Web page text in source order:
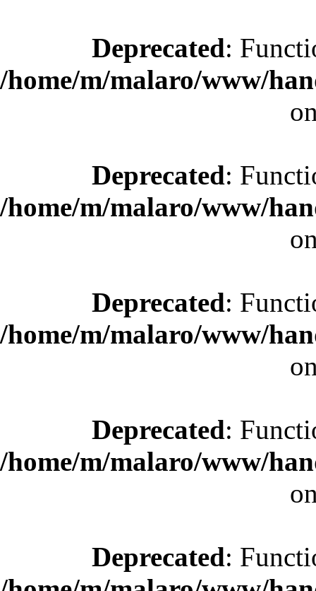
Deprecated:
/home/m/malaro/www/
Deprecated:
/home/m/malaro/www/
Deprecated:
/home/m/malaro/www/
Deprecated:
/home/m/malaro/www/
Deprecated: